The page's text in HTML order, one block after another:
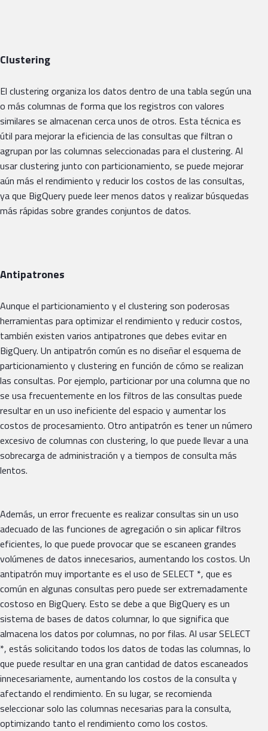
Clustering
El clustering organiza los datos dentro de una tabla según una
o más columnas de forma que los registros con valores
similares se almacenan cerca unos de otros. Esta técnica es
útil para mejorar la eficiencia de las consultas que filtran o
agrupan por las columnas seleccionadas para el clustering. Al
usar clustering junto con particionamiento, se puede mejorar
aún más el rendimiento y reducir los costos de las consultas,
ya que BigQuery puede leer menos datos y realizar búsquedas
más rápidas sobre grandes conjuntos de datos.
Antipatrones
Aunque el particionamiento y el clustering son poderosas
herramientas para optimizar el rendimiento y reducir costos,
también existen varios antipatrones que debes evitar en
BigQuery. Un antipatrón común es no diseñar el esquema de
particionamiento y clustering en función de cómo se realizan
las consultas. Por ejemplo, particionar por una columna que no
se usa frecuentemente en los filtros de las consultas puede
resultar en un uso ineficiente del espacio y aumentar los
costos de procesamiento. Otro antipatrón es tener un número
excesivo de columnas con clustering, lo que puede llevar a una
sobrecarga de administración y a tiempos de consulta más
lentos.
Además, un error frecuente es realizar consultas sin un uso
adecuado de las funciones de agregación o sin aplicar filtros
eficientes, lo que puede provocar que se escaneen grandes
volúmenes de datos innecesarios, aumentando los costos. Un
antipatrón muy importante es el uso de SELECT *, que es
común en algunas consultas pero puede ser extremadamente
costoso en BigQuery. Esto se debe a que BigQuery es un
sistema de bases de datos columnar, lo que significa que
almacena los datos por columnas, no por filas. Al usar SELECT
*, estás solicitando todos los datos de todas las columnas, lo
que puede resultar en una gran cantidad de datos escaneados
innecesariamente, aumentando los costos de la consulta y
afectando el rendimiento. En su lugar, se recomienda
seleccionar solo las columnas necesarias para la consulta,
optimizando tanto el rendimiento como los costos.